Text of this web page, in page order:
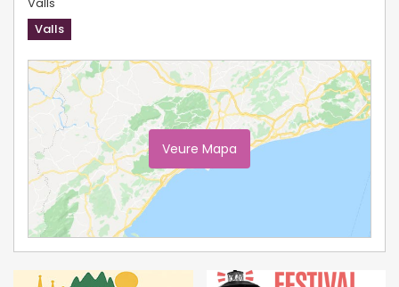
Valls
Veure Mapa